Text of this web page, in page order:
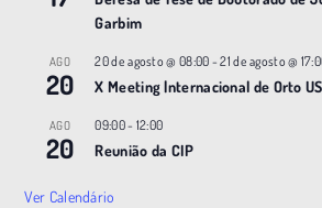
Garbim
AGO
20
20 de agosto @ 08:00 -21 de agosto @
X Meeting |nternacional de Orto
AGO
20
09:00- 12:00
Reunião da CIP
Ver Calendário